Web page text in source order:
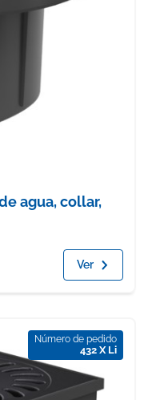
agua, collar,
Ver
Número de pedido
432 X Li